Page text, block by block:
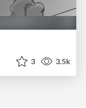
3 3.5k